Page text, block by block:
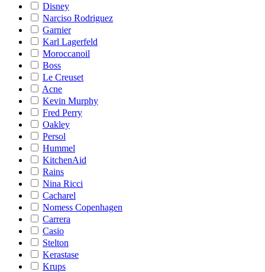
Disney
Narciso Rodriguez
Garnier
Karl Lagerfeld
Moroccanoil
Boss
Le Creuset
Acne
Kevin Murphy
Fred Perry
Oakley
Persol
Hummel
KitchenAid
Rains
Nina Ricci
Cacharel
Nomess Copenhagen
Carrera
Casio
Stelton
Kerastase
Krups